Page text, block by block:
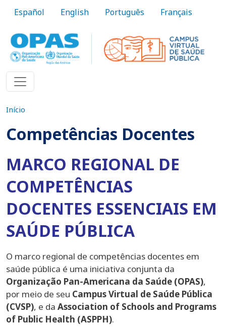
Español English Português Français
Início
Competências Docentes
MARCO REGIONAL DE
COMPETÊNCIAS
DOCENTES ESSENCIAIS EM
SAÚDE PÚBLICA
O marco regional de competências docentes em
saúde pública é uma iniciativa conjunta da
Organização Pan-Americana da Saúde (OPAS),
por meio de seu Campus Virtual de Saúde Pública
(CVSP), e da Association of Schools and Programs
of Public Health (ASPPH).